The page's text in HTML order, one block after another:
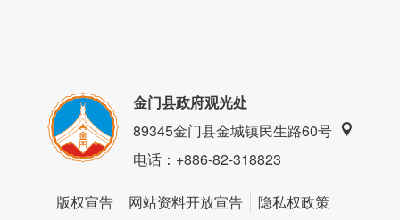
金门县政府观光处
89345金门县金城镇民生路60号
电话：+886-82-318823
版权宣告 网站资料开放宣告
隐私权政策